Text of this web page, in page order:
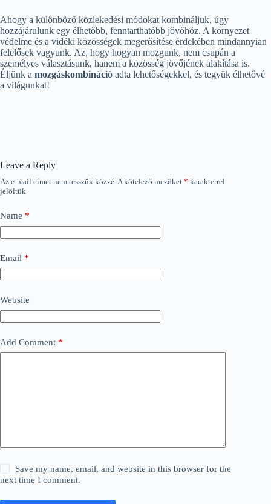
Ahogy a különböző közlekedési módokat kombináljuk, úgy
hozzájárulunk egy élhetőbb, fenntarthatóbb jövőhöz. A környezet
védelme és a vidéki közösségek megerősítése érdekében mindannyian
felelősek vagyunk. Az, hogy hogyan mozgunk, nem csupán a
személyes választásunk, hanem a közösség jövőjének alakítása is.
Éljünk a mozgáskombináció adta lehetőségekkel, és tegyük élhetővé
a világunkat!
Leave a Reply
Az e-mail címet nem tesszük közzé.A kötelező mezőket * karakterrel
jelöltük
Name *
Email *
Website
Add Comment *
Save my name, email, and website in this browser for the
next time I comment.